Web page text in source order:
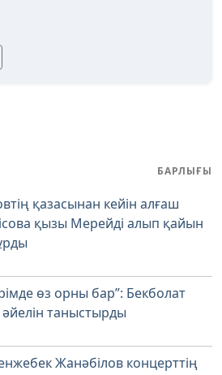
БАРЛЫҒЫ
қазасынан кейін алғаш
қызы Мерейді алып қайын
өз орны бар”: Бекболат
таныстырды
Жанәбілов концерттің